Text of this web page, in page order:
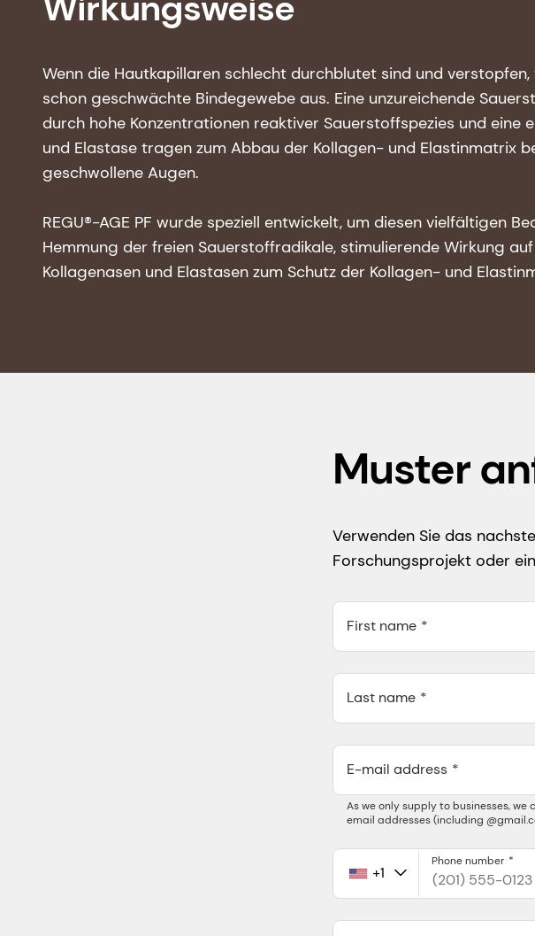
Wenn die Hautkapillaren schlecht durchblutet sind und
schon geschwächte Bindegewebe aus. Eine unzureichende
durch hohe Konzentrationen reaktiver Sauerstoffspezies und
und Elastase tragen zum Abbau der Kollagen- und Elastinmatrix
geschwollene Augen.
REGU®-AGE PF wurde speziell entwickelt, um diesen vielfältigen
Hemmung der freien Sauerstoffradikale, stimulierende Wirkung
Kollagenasen und Elastasen zum Schutz der Kollagen- und
Muster
Verwenden Sie das
Forschungsprojekt oder
First name
Last name
E-mail address
As we only supply to businesses, we
email addresses (including
United
+1
Phone number